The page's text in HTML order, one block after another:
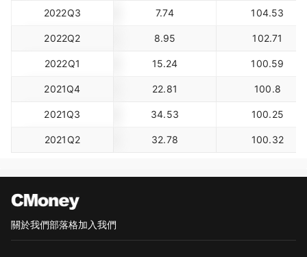
2022Q3 7.74 104.53
2022Q2 8.95 102.71
2022Q1 15.24 100.59
2021Q4 22.81 100.8
2021Q3 34.53 100.25
2021Q2 32.78 100.32
關於我們部落格加入我們